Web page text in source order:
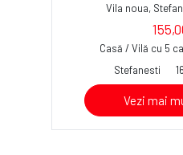
Vila noua,
Casă / Vilă cu 5
Stefanesti
Vezi mai